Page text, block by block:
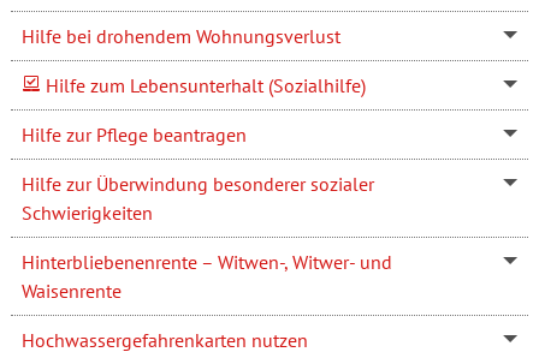
Hilfe bei drohendem Wohnungsverlust
Hilfe zum Lebensunterhalt (Sozialhilfe)
Hilfe zur Pflege beantragen
Hilfe zur Überwindung besonderer sozialer
Schwierigkeiten
Hinterbliebenenrente – Witwen-, Witwer- und
Waisenrente
Hochwassergefahrenkarten nutzen